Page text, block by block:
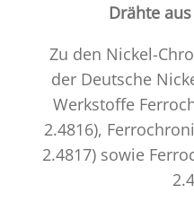
Drähte
Zu den Nickel-
der Deutsche
Werkstoffe
2.4816),
2.4817) sowie